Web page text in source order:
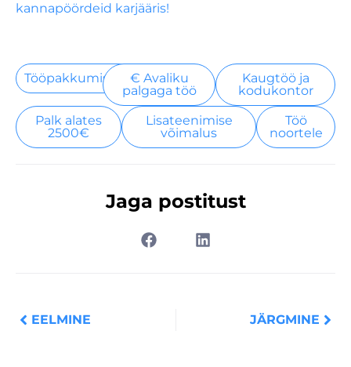
kannapöördeid karjääris!
Tööpakkumised
€ Avaliku
palgaga töö
Kaugtöö ja
kodukontor
Palk alates
2500€
Lisateenimise
võimalus
Töö
noortele
Jaga postitust
EELMINE JÄRGMINE